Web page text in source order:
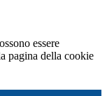
essere
pagina della cookie